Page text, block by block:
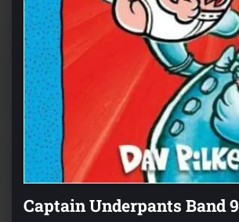
Captain Underpants Band 9